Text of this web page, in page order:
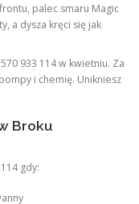
palec smaru Magic
a dysza kręci się jak
933 114 w kwietniu. Za
i chemię. Unikniesz
Broku
gdy: